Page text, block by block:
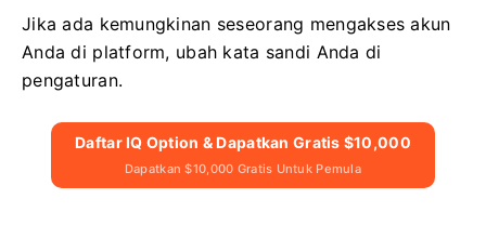
Jika ada kemungkinan seseorang mengakses akun
Anda di platform, ubah kata sandi Anda di
pengaturan.
Daftar IQ Option & Dapatkan Gratis $10,000
Dapatkan $10,000 Gratis Untuk Pemula